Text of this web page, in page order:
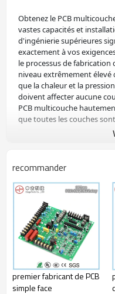
Obtenez le PCB
vastes capacités et
d'ingénierie supérieures
exactement à vos
le processus de fabrication
niveau extrêmement
que la chaleur et la
doivent affecter aucune
PCB multicouche
que toutes les couches
complexes avec jusqu'à 24
manière à les isoler. Avec
moyen de trous et de
multicouches sont
unité cohésive. Étant
unique spécifique au
services de fabrication de
vos exigences sur
que vous achetez n'est
mais un engagement
les spécifications du
recommander
premier fabricant de PCB
simple face